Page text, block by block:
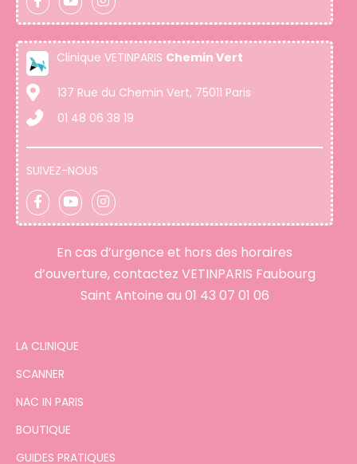
Clinique VETINPARIS Chemin Vert
137 Rue du Chemin Vert, 75011 Paris
01 48 06 38 19
SUIVEZ-NOUS
En cas d’urgence et hors des horaires
d’ouverture, contactez VETINPARIS Faubourg
Saint Antoine au 01 43 07 01 06
LA CLINIQUE
SCANNER
NAC IN PARIS
BOUTIQUE
GUIDES PRATIQUES